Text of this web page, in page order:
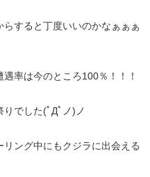
すると丁度いいのかなぁぁぁ
率は今のところ100％！！！
でした(ﾟДﾟノ)ノ
ング中にもクジラに出会える